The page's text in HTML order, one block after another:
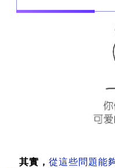
其實，從這些問題能